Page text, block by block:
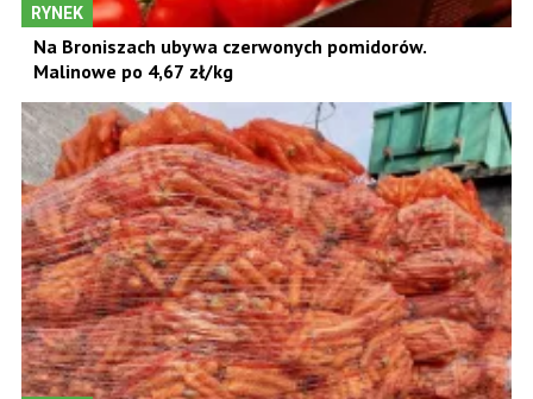
RYNEK
Na Broniszach ubywa czerwonych pomidorów.
Malinowe po 4,67 zł/kg